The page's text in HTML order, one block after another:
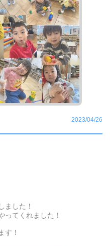
2023/04/26
ました！
ってくれました！
す！